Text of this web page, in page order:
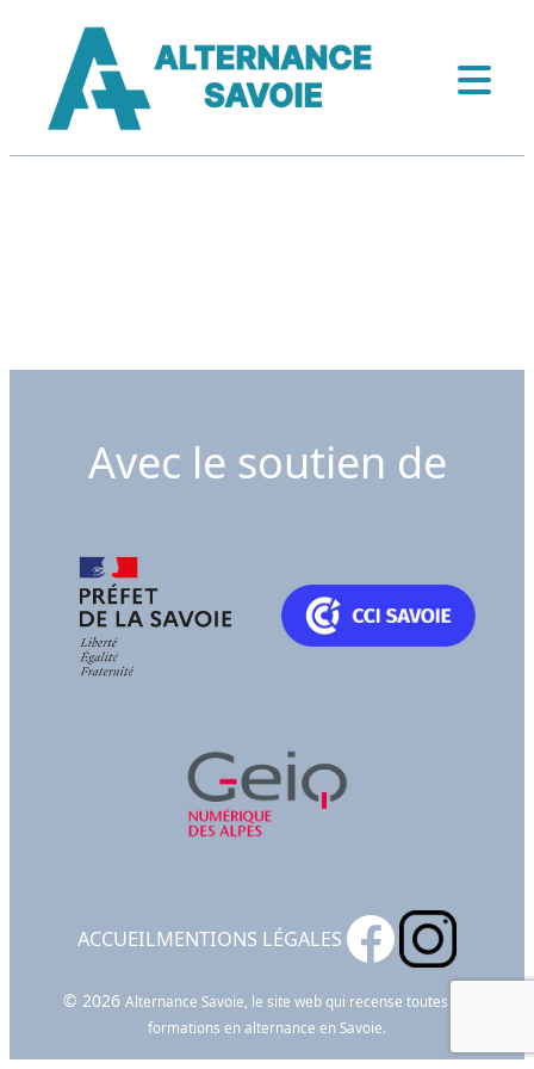
Avec le soutien de
ACCUEILMENTIONS LÉGALES
© 2026 Alternance Savoie, le site web qui recense toutes les
formations en alternance en Savoie.